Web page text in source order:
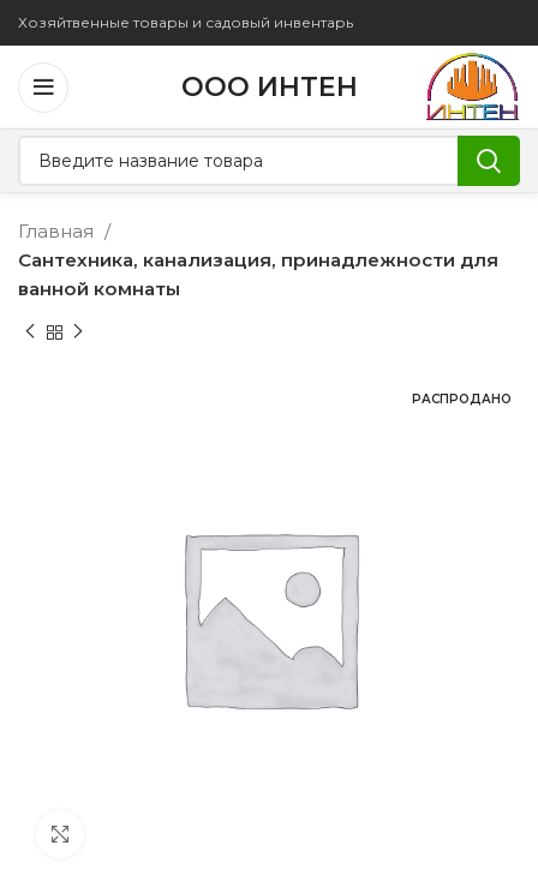
Хозяйтвенные товары и садовый инвентарь
ООО ИНТЕН
Главная
Сантехника, канализация, принадлежности для
ванной комнаты
РАСПРОДАНО